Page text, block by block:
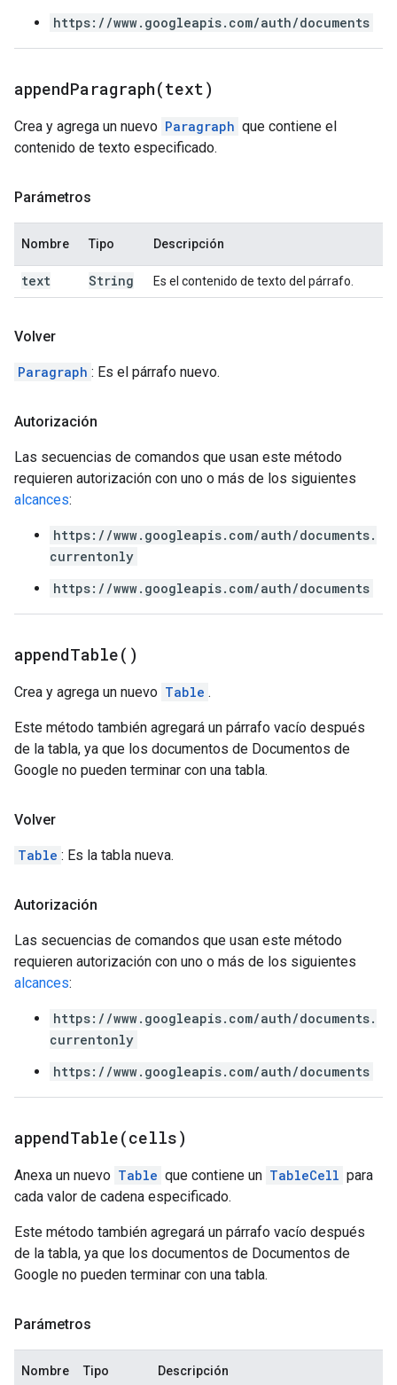
https://www.googleapis.com/auth/documents
appendParagraph(text)
Crea y agrega un nuevo Paragraph que contiene el
contenido de texto especificado.
Parámetros
Nombre Tipo Descripción
text String Es el contenido de texto del párrafo.
Volver
Paragraph : Es el párrafo nuevo.
Autorización
Las secuencias de comandos que usan este método
requieren autorización con uno o más de los siguientes
alcances:
https://www.googleapis.com/auth/documents.
currentonly
https://www.googleapis.com/auth/documents
appendTable( )
Crea y agrega un nuevo Table .
Este método también agregará un párrafo vacío después
de la tabla, ya que los documentos de Documentos de
Google no pueden terminar con una tabla.
Volver
Table : Es la tabla nueva.
Autorización
Las secuencias de comandos que usan este método
requieren autorización con uno o más de los siguientes
alcances:
https://www.googleapis.com/auth/documents.
currentonly
https://www.googleapis.com/auth/documents
appendTable(cells)
Anexa un nuevo Table que contiene un TableCell para
cada valor de cadena especificado.
Este método también agregará un párrafo vacío después
de la tabla, ya que los documentos de Documentos de
Google no pueden terminar con una tabla.
Parámetros
Nombre Tipo Descripción